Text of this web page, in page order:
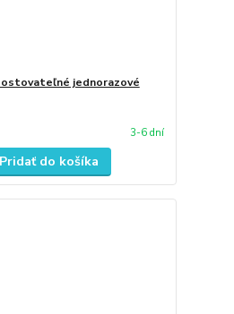
jednorazové
3-6 dní
Pridať do košíka